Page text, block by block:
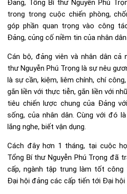
Đảng, Tổng Bí thư Nguyễn Phú
trong trong cuộc chiến phòng,
góp phần quan trọng vào công
Đảng, củng cố niềm tin của nhân
Cán bộ, đảng viên và nhân dân cả
thư Nguyễn Phú Trọng là sự nêu
là sự cần, kiệm, liêm chính, chí
gắn liền với thực tiễn, gắn liền với
tiêu chiến lược chung của Đảng
sống, của nhân dân. Cùng với đó
lắng nghe, biết vận dụng.
Cách đây hơn 1 tháng, tại cuộc
Tổng Bí thư Nguyễn Phú Trọng đã
cấp, ngành tập trung làm tốt
Đại hội đảng các cấp tiến tới Đại hội